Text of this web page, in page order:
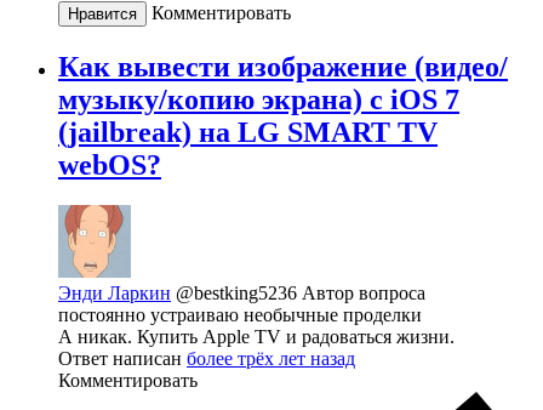
Нравится Комментировать
Как вывести изображение (видео/
музыку/копию экрана) с iOS 7
(jailbreak) на LG SMART TV
webOS?
Энди Ларкин @bestking5236 Автор вопроса
постоянно устраиваю необычные проделки
А никак. Купить Apple TV и радоваться жизни.
Ответ написан более трёх лет назад
Комментировать